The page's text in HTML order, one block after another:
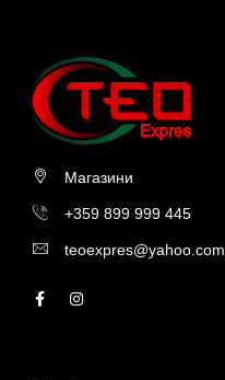
Магазини
+359 899 999 445
teoexpres@yahoo.com